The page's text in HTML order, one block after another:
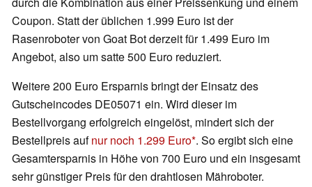
Coupon. Statt der üblichen 1.999 Euro ist der
Rasenroboter von Goat Bot derzeit für 1.499 Euro im
Angebot, also um satte 500 Euro reduziert.
Weitere 200 Euro Ersparnis bringt der Einsatz des
Gutscheincodes DE05071 ein. Wird dieser im
Bestellvorgang erfolgreich eingelöst, mindert sich der
Bestellpreis aufnur noch 1.299 Euro . So ergibt sich eine
Gesamtersparnis in Höhe von 700 Euro und ein insgesamt
sehr günstiger Preis für den drahtlosen Mähroboter.